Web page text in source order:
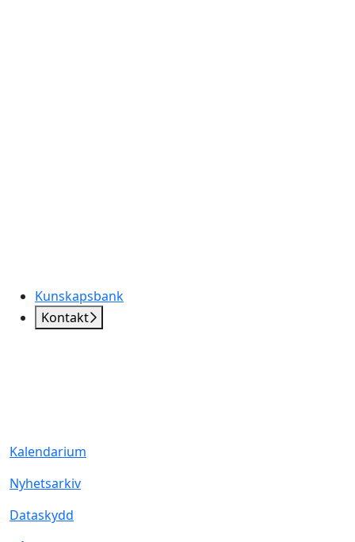
Kunskapsbank
Kontakt
Kalendarium
Nyhetsarkiv
Dataskydd